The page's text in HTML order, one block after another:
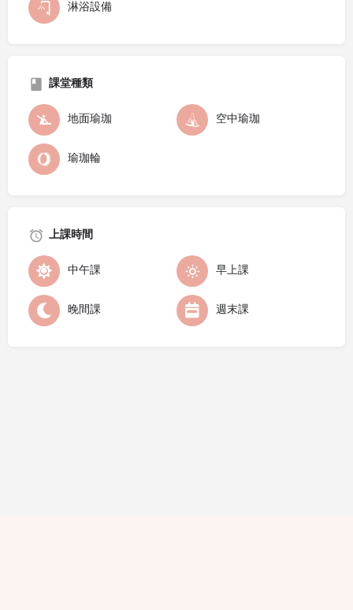
淋浴設備
課堂種類
地面瑜珈 空中瑜珈
瑜珈輪
上課時間
中午課 早上課
晚間課 週末課